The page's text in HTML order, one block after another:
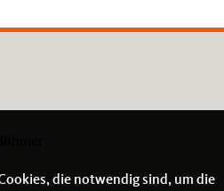
die notwendig sind, um die